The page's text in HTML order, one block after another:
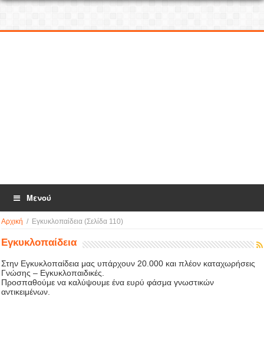
Μενού
Αρχική / Εγκυκλοπαίδεια (Σελίδα 110)
Εγκυκλοπαίδεια
Στην Εγκυκλοπαίδεια μας υπάρχουν 20.000 και πλέον καταχωρήσεις
Γνώσης – Εγκυκλοπαιδικές.
Προσπαθούμε να καλύψουμε ένα ευρύ φάσμα γνωστικών
αντικειμένων.